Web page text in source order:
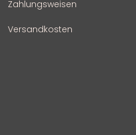
Zahlungsweisen
Versandkosten